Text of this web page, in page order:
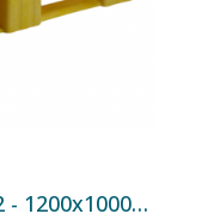
Caisse palette 70-630ACE2 - 1200x1000x760 mm - 630 L Jaune